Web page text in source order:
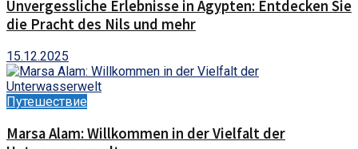
Unvergessliche Erlebnisse in Ägypten: Entdecken Sie
die Pracht des Nils und mehr
15.12.2025
Путешествие
Marsa Alam: Willkommen in der Vielfalt der